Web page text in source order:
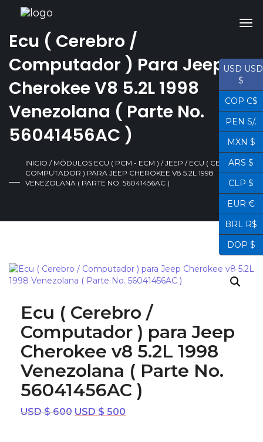
Ecu ( Cerebro /
Computador ) Para Jeep
Cherokee V8 5.2L 1998
Venezolana ( Parte No.
56041456AC )
INICIO / MÓDULOS ECU ( PCM - ECM ) /JEEP / ECU ( CEREBRO /
COMPUTADOR ) PARA JEEP CHEROKEE V8 5.2L 1998
VENEZOLANA ( PARTE NO. 56041456AC )
¡OFERTA!
Ecu ( Cerebro /
Computador ) para Jeep
Cherokee v8 5.2L 1998
Venezolana ( Parte No.
56041456AC )
USD $600 El
USD $ 500
USD USD
$
COP C$
PEN S/.
MXN $
ARS $
CLP $
EUR €
BRL R$
DOP $